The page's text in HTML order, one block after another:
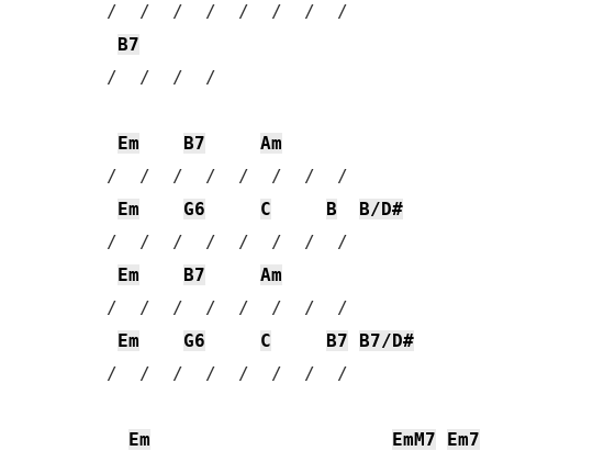
/  /  /  /  /  /  /  /
B7
/  /  /  /
Em B7
Am
/  /  /  /  /  /  /  /
Em
G6 C B
B/D#
/  /  /  /  /  /  /  /
Em
B7
Am
/  /  /  /  /  /  /  /
Em
G6 C B7
B7/D#
/  /  /  /  /  /  /  /
Em EmM7
Em7